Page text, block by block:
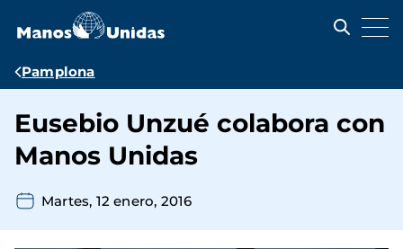
contenido
Ruta
navegación
Pamplona
Eusebio Unzué colabora con
Manos Unidas
Martes, 12 enero, 2016